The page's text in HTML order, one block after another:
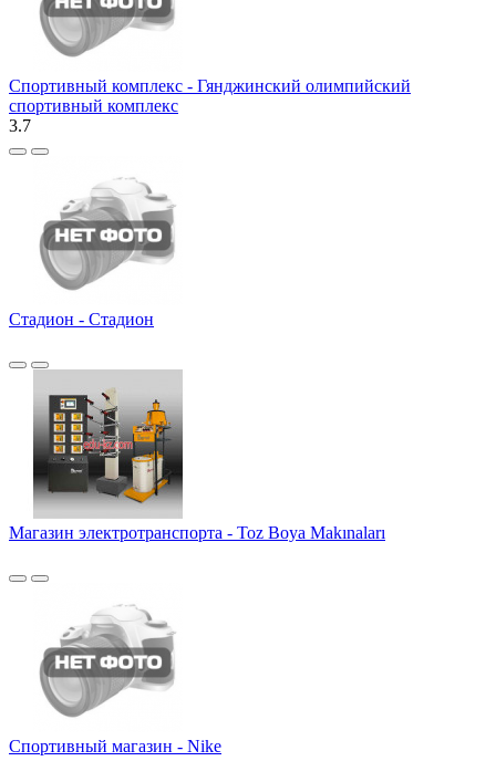
Спортивный комплекс - Гянджинский олимпийский
спортивный комплекс
3.7
Стадион - Стадион
Магазин электротранспорта - Toz Boya Makınaları
Спортивный магазин - Nike